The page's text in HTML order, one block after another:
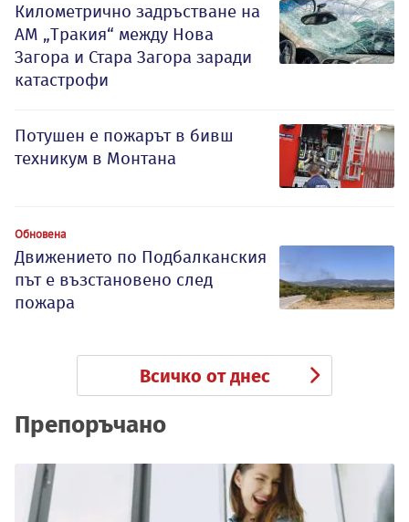
Километрично задръстване на
АМ „Тракия“ между Нова
Загора и Стара Загора заради
катастрофи
Потушен е пожарът в бивш
техникум в Монтана
Обновена
Движението по Подбалканския
път е възстановено след
пожара
Всичко от днес
Препоръчано